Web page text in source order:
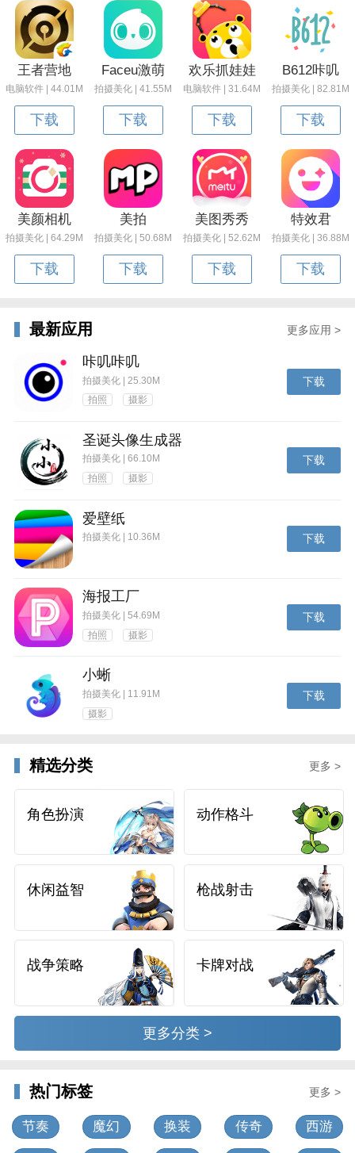
王者营地
电脑软件 | 44.01M
下载
Faceu激萌
拍摄美化 | 41.55M
下载
欢乐抓娃娃
电脑软件 | 31.64M
下载
B612咔叽
拍摄美化 | 82.81M
下载
美颜相机
拍摄美化 | 64.29M
下载
美拍
拍摄美化 | 50.68M
下载
美图秀秀
拍摄美化 | 52.62M
下载
特效君
拍摄美化 | 36.88M
下载
最新应用 更多应用 >
咔叽咔叽
拍摄美化 | 25.30M
拍照
摄影
下载
圣诞头像生成器
拍摄美化 | 66.10M
拍照
摄影
下载
爱壁纸
拍摄美化 | 10.36M 下载
海报工厂
拍摄美化 | 54.69M
拍照
摄影
下载
小蜥
拍摄美化 | 11.91M
摄影
下载
精选分类 更多 >
角色扮演 动作格斗
休闲益智 枪战射击
战争策略 卡牌对战
更多分类 >
热门标签 更多 >
节奏 魔幻 换装 传奇 西游